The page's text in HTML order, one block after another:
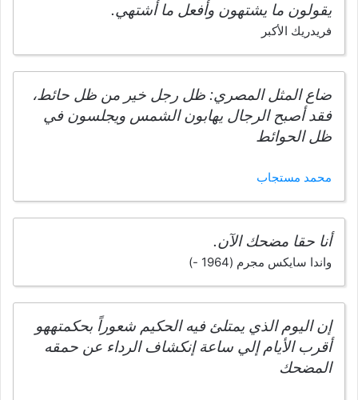
يقولون ما يشتهون وأفعل ما أشتهي.
فريدريك الأكبر
ضاع المثل المصري: ظل رجل خير من ظل حائط،
فقد أصبح الرجال يهابون الشمس ويجلسون في
ظل الحوائط
محمد مستجاب
أنا حقا مضحك الآن.
واندا سايكس مجرم (1964 -)
إن اليوم الذي يمتلئ فيه الحكيم شعوراً بحكمتههو
أقرب الأيام إلي ساعة إنكشاف الرداء عن حمقه
المضحك